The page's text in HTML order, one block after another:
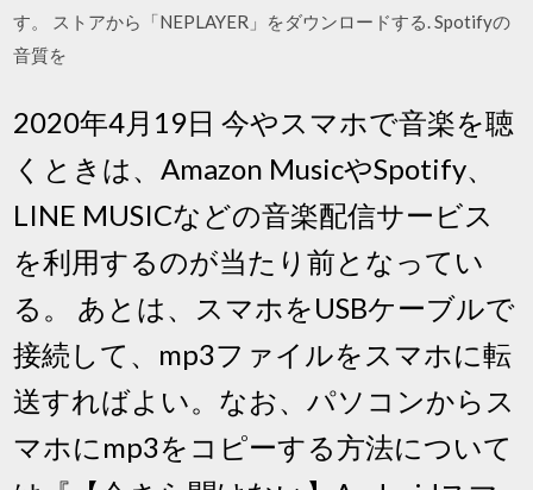
す。 ストアから「NEPLAYER」をダウンロードする. Spotifyの
音質を
2020年4月19日 今やスマホで音楽を聴
くときは、Amazon MusicやSpotify、
LINE MUSICなどの音楽配信サービス
を利用するのが当たり前となってい
る。 あとは、スマホをUSBケーブルで
接続して、mp3ファイルをスマホに転
送すればよい。なお、パソコンからス
マホにmp3をコピーする方法について